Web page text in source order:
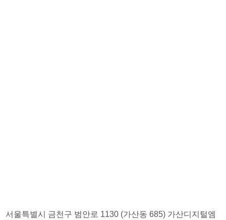
서울특별시 금천구 범안로 1130 (가산동 685) 가산디지털엠